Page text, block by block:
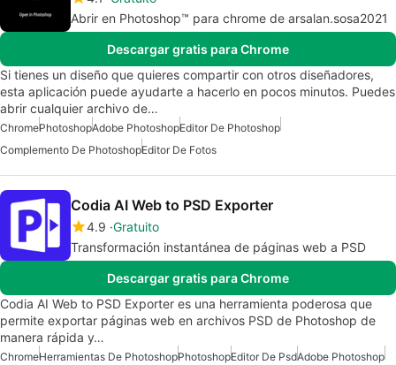
Abrir en Photoshop™ para chrome de arsalan.sosa2021
Descargar gratis para Chrome
Si tienes un diseño que quieres compartir con otros diseñadores,
esta aplicación puede ayudarte a hacerlo en pocos minutos. Puedes
abrir cualquier archivo de…
ChromePhotoshopAdobe PhotoshopEditor De Photoshop
Complemento De PhotoshopEditor De Fotos
Codia AI Web to PSD Exporter
4.9 Gratuito
Transformación instantánea de páginas web a PSD
Descargar gratis para Chrome
Codia AI Web to PSD Exporter es una herramienta poderosa que
permite exportar páginas web en archivos PSD de Photoshop de
manera rápida y…
ChromeHerramientas De PhotoshopPhotoshopEditor De PsdAdobe Photoshop